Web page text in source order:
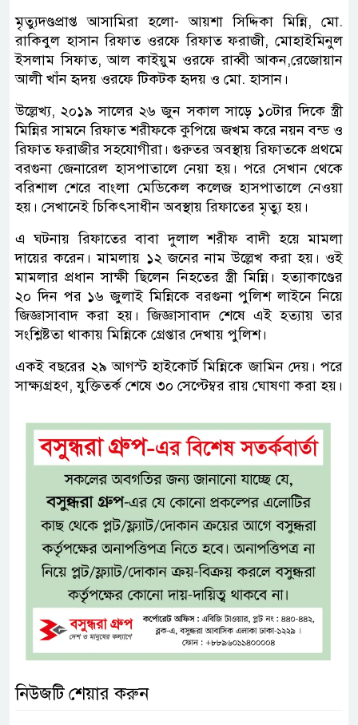
মৃত্যুদণ্ডপ্রাপ্ত আসামিরা হলো- আয়শা সিদ্দিকা মিন্নি, মো.
রাকিবুল হাসান রিফাত ওরফে রিফাত ফরাজী, মোহাইমিনুল
ইসলাম সিফাত, আল কাইয়ুম ওরফে রাব্বী আকন,রেজোয়ান
আলী খাঁন হৃদয় ওরফে টিকটক হৃদয় ও মো. হাসান।
উল্লেখ্য, ২০১৯ সালের ২৬ জুন সকাল সাড়ে ১০টার দিকে স্ত্রী
মিন্নির সামনে রিফাত শরীফকে কুপিয়ে জখম করে নয়ন বন্ড ও
রিফাত ফরাজীর সহযোগীরা। গুরুতর অবস্থায় রিফাতকে প্রথমে
বরগুনা জেনারেল হাসপাতালে নেয়া হয়। পরে সেখান থেকে
বরিশাল শেরে বাংলা মেডিকেল কলেজ হাসপাতালে নেওয়া
হয়। সেখানেই চিকিৎসাধীন অবস্থায় রিফাতের মৃত্যু হয়।
এ ঘটনায় রিফাতের বাবা দুলাল শরীফ বাদী হয়ে মামলা
দায়ের করেন। মামলায় ১২ জনের নাম উল্লেখ করা হয়। ওই
মামলার প্রধান সাক্ষী ছিলেন নিহতের স্ত্রী মিন্নি। হত্যাকাণ্ডের
২০ দিন পর ১৬ জুলাই মিন্নিকে বরগুনা পুলিশ লাইনে নিয়ে
জিজ্ঞাসাবাদ করা হয়। জিজ্ঞাসাবাদ শেষে এই হত্যায় তার
সংশ্লিষ্টতা থাকায় মিন্নিকে গ্রেপ্তার দেখায় পুলিশ।
একই বছরের ২৯ আগস্ট হাইকোর্ট মিন্নিকে জামিন দেয়। পরে
সাক্ষ্যগ্রহণ, যুক্তিতর্ক শেষে ৩০ সেপ্টেম্বর রায় ঘোষণা করা হয়।
নিউজটি শেয়ার করুন